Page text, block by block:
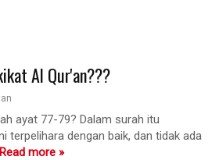
Al Qur'an???
ayat 77-79? Dalam surah itu
terpelihara dengan baik, dan tidak ada
Read more »